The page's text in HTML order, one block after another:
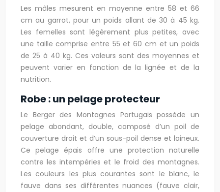
Les mâles mesurent en moyenne entre 58 et 66
cm au garrot, pour un poids allant de 30 à 45 kg.
Les femelles sont légèrement plus petites, avec
une taille comprise entre 55 et 60 cm et un poids
de 25 à 40 kg. Ces valeurs sont des moyennes et
peuvent varier en fonction de la lignée et de la
nutrition.
Robe : un pelage protecteur
Le Berger des Montagnes Portugais possède un
pelage abondant, double, composé d’un poil de
couverture droit et d’un sous-poil dense et laineux.
Ce pelage épais offre une protection naturelle
contre les intempéries et le froid des montagnes.
Les couleurs les plus courantes sont le blanc, le
fauve dans ses différentes nuances (fauve clair,